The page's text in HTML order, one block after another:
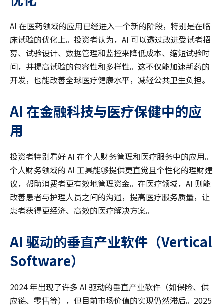
AI 在医药领域的应用已经进入一个新的阶段，特别是在临
床试验的优化上。投资者认为，AI 可以透过改进受试者招
募、试验设计、数据管理和监控来降低成本、缩短试验时
间，并提高试验的包容性和多样性。这不仅能加速新药的
开发，也能改善全球医疗健康水平，减轻公共卫生负担。
AI 在金融科技与医疗保健中的应
用
投资者特别看好 AI 在个人财务管理和医疗服务中的应用。
个人财务领域的 AI 工具能够提供更直觉且个性化的理财建
议，帮助消费者更有效地管理资金。在医疗领域，AI 则能
改善患者与护理人员之间的沟通，提高医疗服务质量，让
患者获得更经济、高效的医疗解决方案。
AI 驱动的垂直产业软件（Vertical
Software）
2024 年出现了许多 AI 驱动的垂直产业软件（如保险、供
应链、零售等），但目前市场价值的实现仍然滞后。2025